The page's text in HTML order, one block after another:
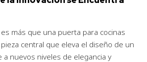
más que una puerta para cocinas
central que eleva el diseño de un
a nuevos niveles de elegancia y